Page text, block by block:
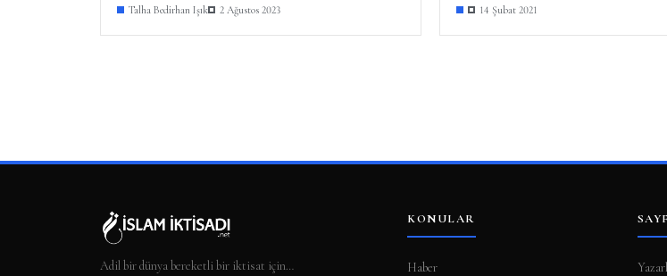
Talha Bedirhan Işık 2 Ağustos 2023 14 Şubat 2021
Adil bir dünya bereketli bir iktisat için…
KONULAR
Haber